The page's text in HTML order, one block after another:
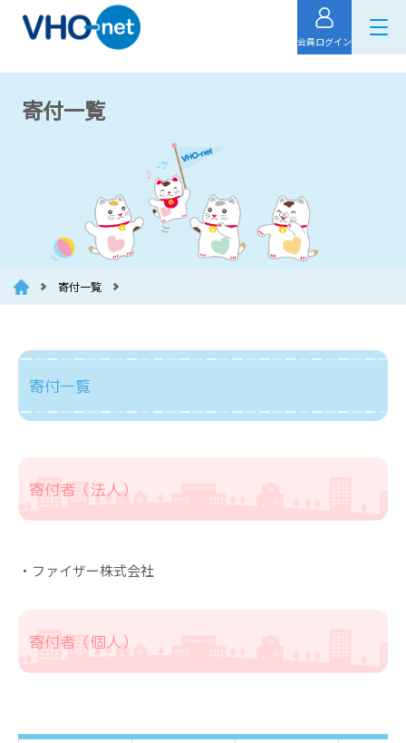
会員ログイン
寄付一覧
寄付一覧
寄付一覧
寄付者（法人）
・ファイザー株式会社
寄付者（個人）